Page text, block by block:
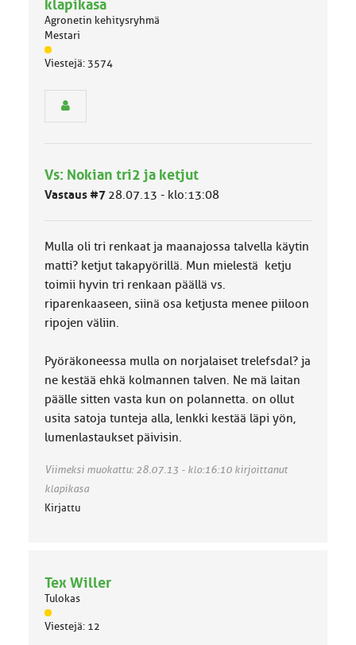
klapikasa
Agronetin kehitysryhmä
Mestari
J
ä
m
ä
k
k
a
Viestejä: 3574
Vs: Nokian tri2 ja ketjut
Vastaus #7 28.07.13 - klo:13:08
Mulla oli tri renkaat ja maanajossa talvella käytin
matti? ketjut takapyörillä. Mun mielestä ketju
toimii hyvin tri renkaan päällä vs.
riparenkaaseen, siinä osa ketjusta menee piiloon
ripojen väliin.
Pyöräkoneessa mulla on norjalaiset trelefsdal? ja
ne kestää ehkä kolmannen talven. Ne mä laitan
päälle sitten vasta kun on polannetta. on ollut
usita satoja tunteja alla, lenkki kestää läpi yön,
lumenlastaukset päivisin.
Viimeksi muokattu: 28.07.13 - klo:16:10 kirjoittanut
klapikasa
Kirjattu
Tex Willer
Tulokas
J
ä
Viestejä: 12